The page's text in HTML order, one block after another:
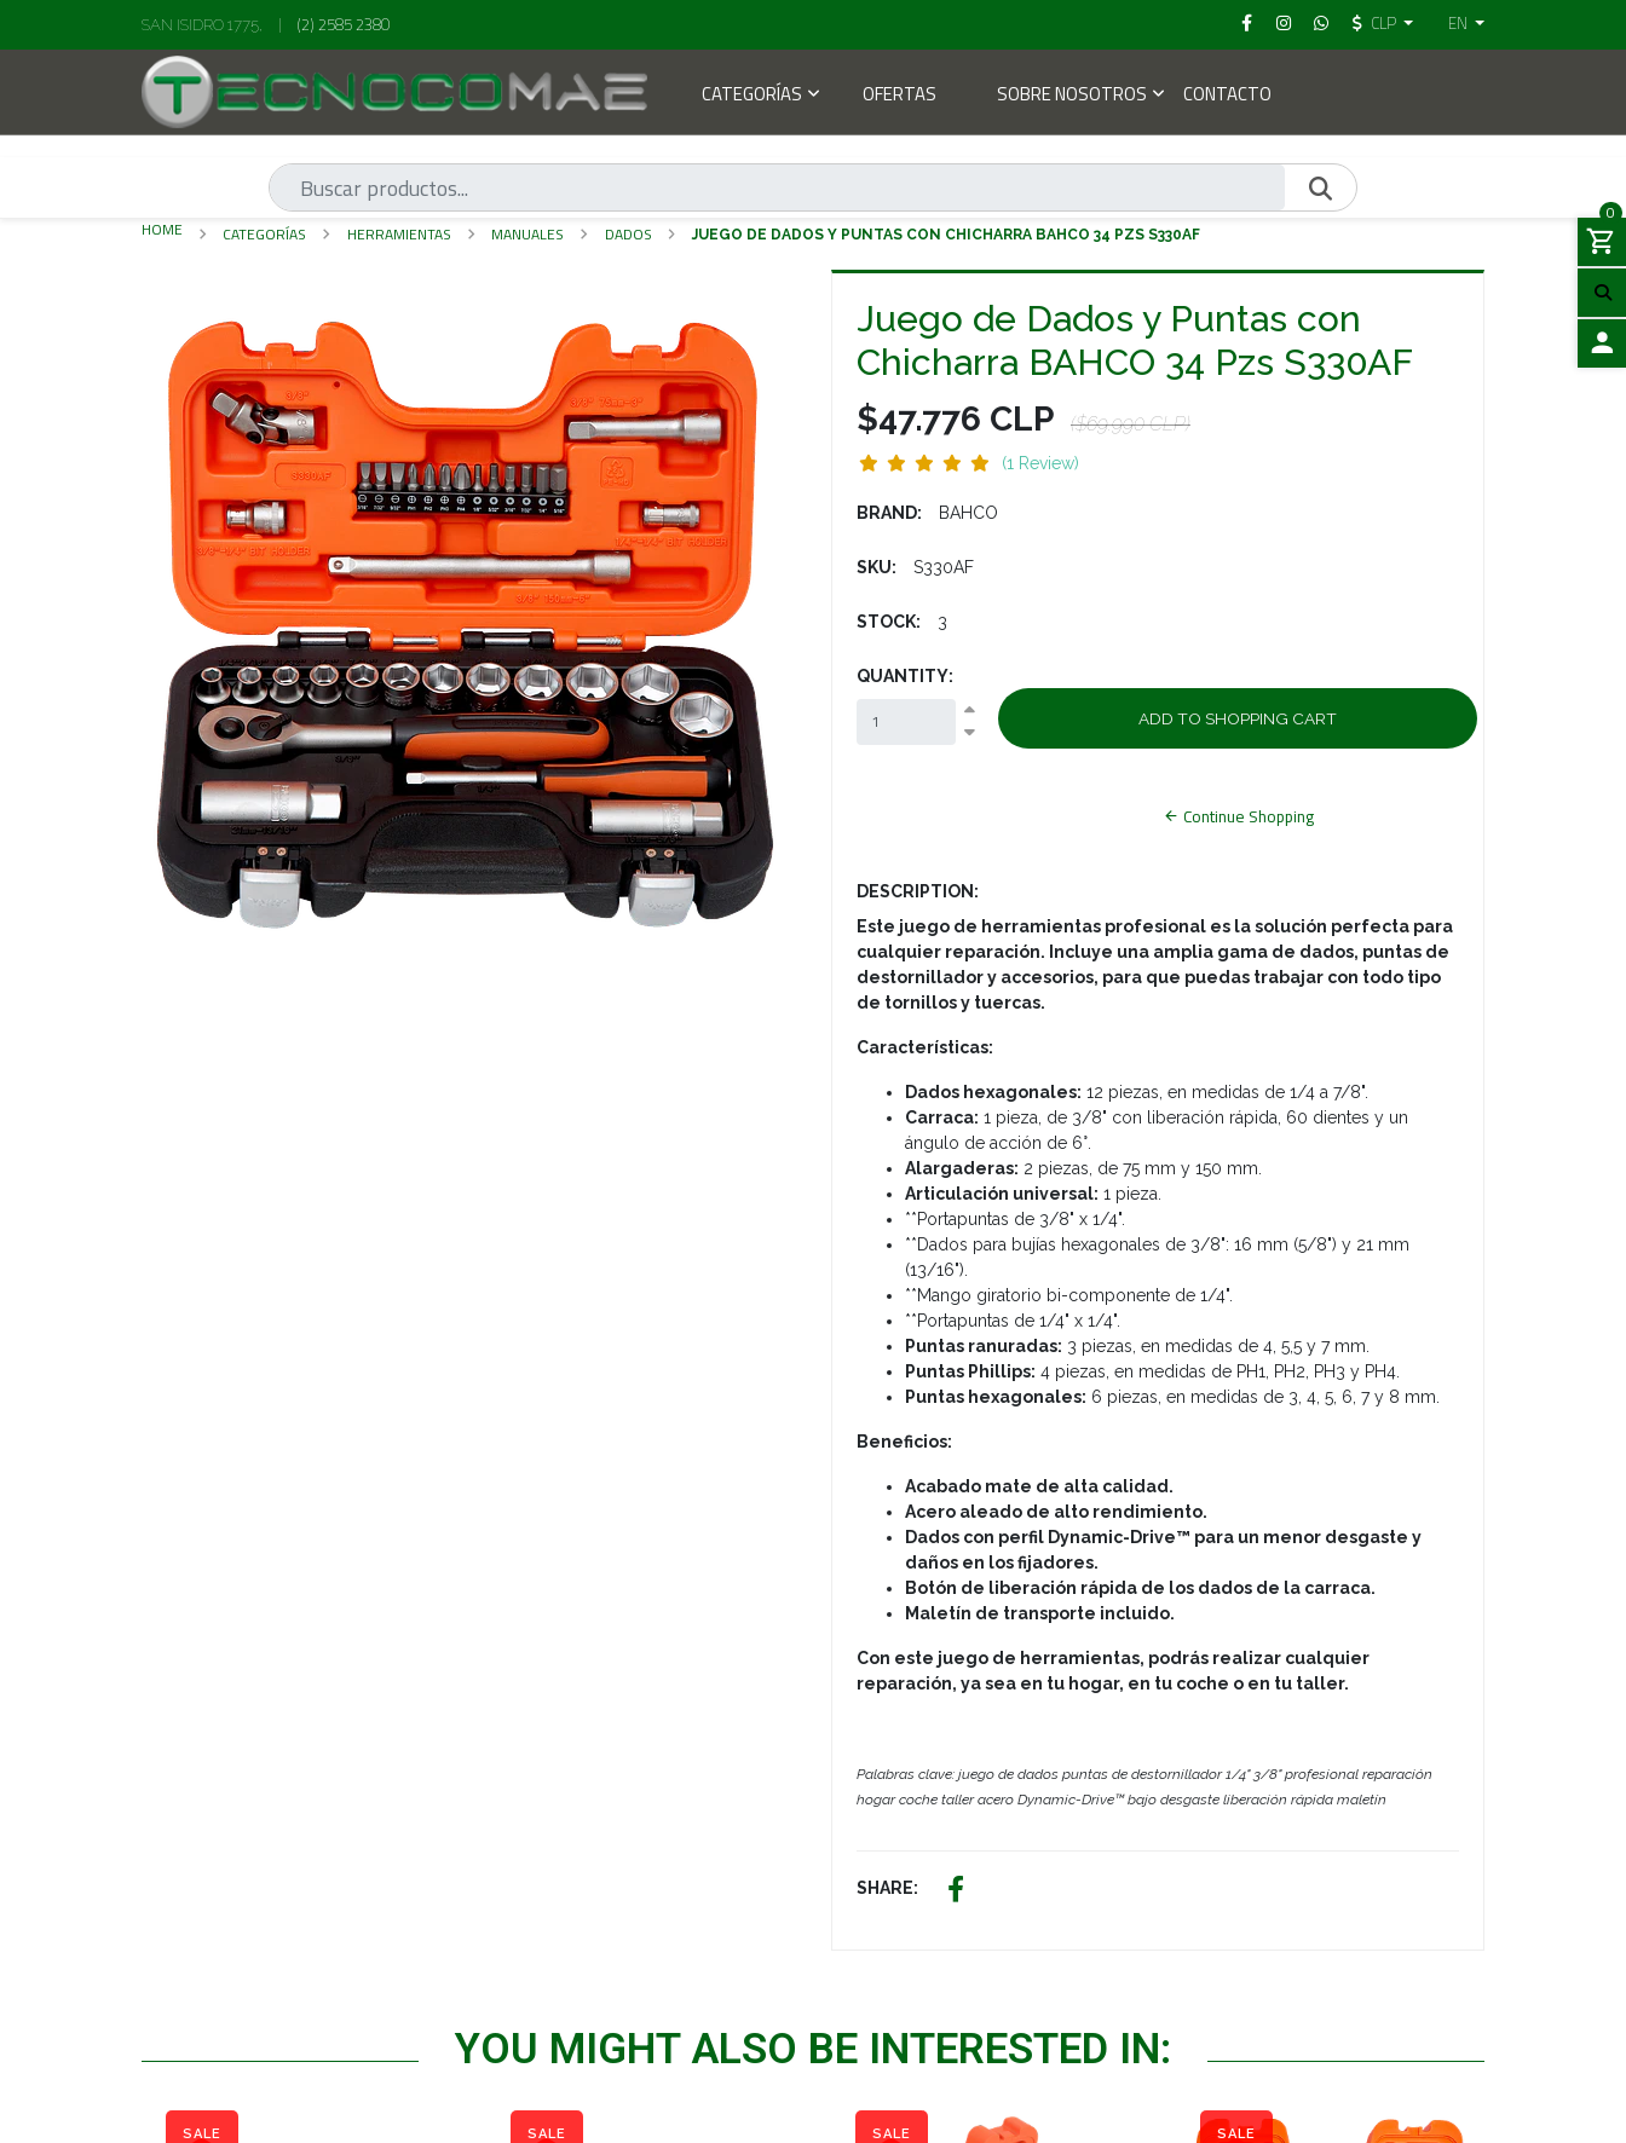
SAN ISIDRO 1775, (2) 2585 2380 CLP EN
CATEGORÍAS OFERTAS SOBRE NOSOTROS CONTACTO
0
HOME CATEGORÍAS HERRAMIENTAS MANUALES DADOS JUEGO DE DADOS Y PUNTAS CON CHICHARRA BAHCO 34 PZS S330AF
Juego de Dados y Puntas con
Chicharra BAHCO 34 Pzs S330AF
$47.776 CLP ($69.990 CLP)
(1 Review)
BRAND: BAHCO
SKU: S330AF
STOCK: 3
QUANTITY:
Continue Shopping
DESCRIPTION:
Este juego de herramientas profesional es la solución perfecta para
cualquier reparación. Incluye una amplia gama de dados, puntas de
destornillador y accesorios, para que puedas trabajar con todo tipo
de tornillos y tuercas.
Características:
Dados hexagonales: 12 piezas, en medidas de 1/4 a 7/8".
Carraca: 1 pieza, de 3/8" con liberación rápida, 60 dientes y un
ángulo de acción de 6°.
Alargaderas: 2 piezas, de 75 mm y 150 mm.
Articulación universal: 1 pieza.
**Portapuntas de 3/8" x 1/4".
**Dados para bujías hexagonales de 3/8": 16 mm (5/8") y 21 mm
(13/16").
**Mango giratorio bi-componente de 1/4".
**Portapuntas de 1/4" x 1/4".
Puntas ranuradas: 3 piezas, en medidas de 4, 5,5 y 7 mm.
Puntas Phillips: 4 piezas, en medidas de PH1, PH2, PH3 y PH4.
Puntas hexagonales: 6 piezas, en medidas de 3, 4, 5, 6, 7 y 8 mm.
Beneficios:
Acabado mate de alta calidad.
Acero aleado de alto rendimiento.
Dados con perfil Dynamic-Drive™ para un menor desgaste y
daños en los fijadores.
Botón de liberación rápida de los dados de la carraca.
Maletín de transporte incluido.
Con este juego de herramientas, podrás realizar cualquier
reparación, ya sea en tu hogar, en tu coche o en tu taller.
Palabras clave: juego de dados puntas de destornillador 1/4" 3/8" profesional reparación
hogar coche taller acero Dynamic-Drive™ bajo desgaste liberación rápida maletín
SHARE:
YOU MIGHT ALSO BE INTERESTED IN:
SALE
SALE
SALE
SALE